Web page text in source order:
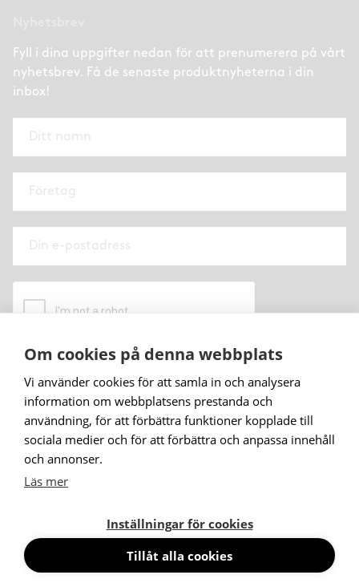
Fyll i dina uppgifter nedan för att prenumerera på vårt
nyhetsbrev. Få de senaste produktnyheterna i din
inbox!
du vår personuppgiftspolicy.
Prenumerera
© Abstracta AB, 2026
Om cookies på denna webbplats
Vi använder cookies för att samla in och analysera
information om webbplatsens prestanda och
användning, för att förbättra funktioner kopplade till
sociala medier och för att förbättra och anpassa innehåll
och annonser.
Läs mer
Inställningar för cookies
Tillåt alla cookies